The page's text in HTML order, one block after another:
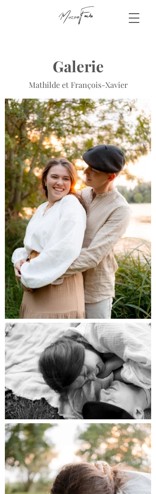
Galerie
Mathilde et François-Xavier